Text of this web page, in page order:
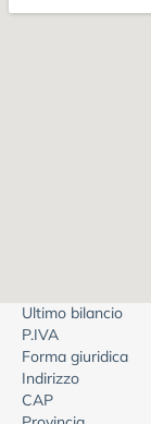
Ultimo bilancio
P.IVA
Forma giuridica
Indirizzo
CAP